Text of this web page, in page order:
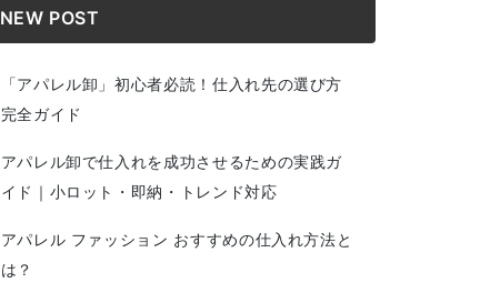
NEW POST
「アパレル卸」初心者必読！仕入れ先の選び方
完全ガイド
アパレル卸で仕入れを成功させるための実践ガ
イド｜小ロット・即納・トレンド対応
アパレル ファッション おすすめの仕入れ方法と
は？